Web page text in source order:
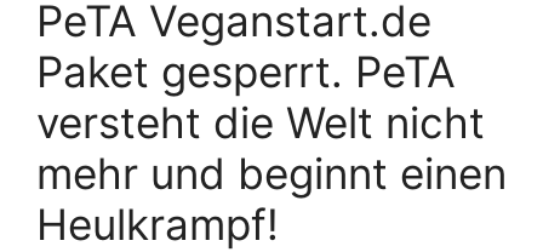
PeTA Veganstart.de
Paket gesperrt. PeTA
versteht die Welt nicht
mehr und beginnt einen
Heulkrampf!